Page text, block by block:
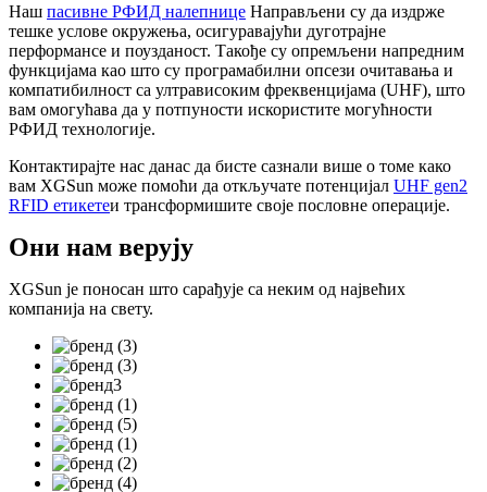
Наш пасивне РФИД налепнице Направљени су да издрже
тешке услове окружења, осигуравајући дуготрајне
перформансе и поузданост. Такође су опремљени напредним
функцијама као што су програмабилни опсези очитавања и
компатибилност са ултрависоким фреквенцијама (UHF), што
вам омогућава да у потпуности искористите могућности
РФИД технологије.
Контактирајте нас данас да бисте сазнали више о томе како
вам XGSun може помоћи да откључате потенцијал UHF gen2
RFID етикетеи трансформишите своје пословне операције.
Они нам верују
XGSun је поносан што сарађује са неким од највећих
компанија на свету.